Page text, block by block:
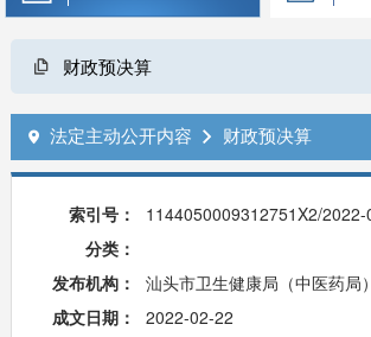
财政预决算
 法定主动公开内容  财政预决算
索引号：
1144050009312751X2/2022-
分类：
发布机构：
汕头市卫生健康局（中医药局）
成文日期：
2022-02-22